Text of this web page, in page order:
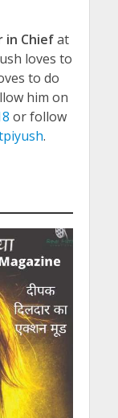
in Chiefat
loves to
to do
him on
or follow
.